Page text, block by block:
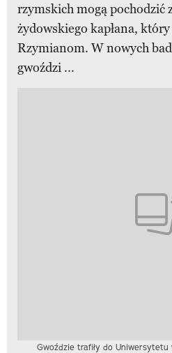
rzymskich mogą pochodzić
żydowskiego kapłana, który
Rzymianom. W nowych
gwoździ ...
Gwoździe trafiły do Uniwersytetu